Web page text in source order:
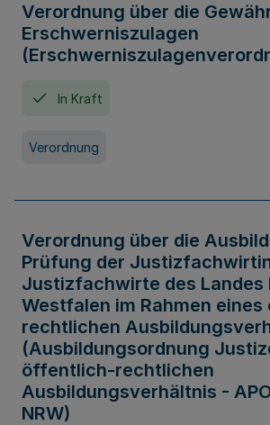
Verordnung über die
Erschwerniszulagen
In Kraft
Verordnung
Verordnung über die
Prüfung der
Justizfachwirte des Landes
Westfalen im Rahmen
rechtlichen
(Ausbildungsordnung
öffentlich-rechtlichen
Ausbildungsverhältnis -
NRW)